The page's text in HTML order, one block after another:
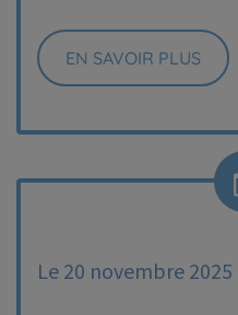
EN SAVOIR PLUS
Le 20 novembre 2025